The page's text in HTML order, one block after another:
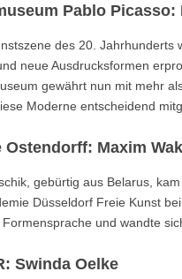
Pablo Picasso:
des 20.
neue Ausdrucksformen
gewährt nun mit mehr
Moderne entscheidend
Ostendorff: Maxim
gebürtig aus Belarus,
Düsseldorf Freie Kunst
und wandte
Swinda Oelke